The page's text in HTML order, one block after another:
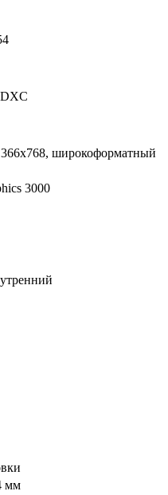
широкоформатный
3000
мм